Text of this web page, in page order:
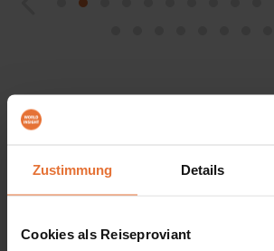
Zustimmung Details
Cookies als Reiseproviant